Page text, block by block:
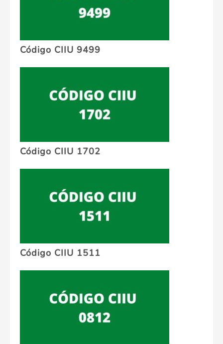
Código CIIU 9499
Código CIIU 1702
Código CIIU 1511